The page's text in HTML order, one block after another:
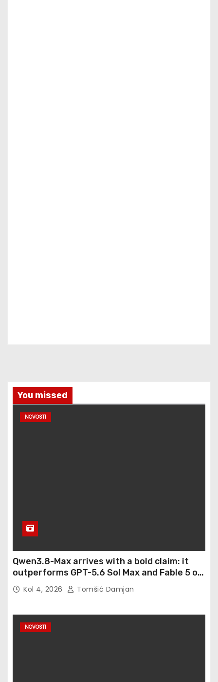
You missed
NOVOSTI
Qwen3.8-Max arrives with a bold claim: it
outperforms GPT-5.6 Sol Max and Fable 5 on
agentic computer use
Kol 4, 2026 Tomšić Damjan
NOVOSTI